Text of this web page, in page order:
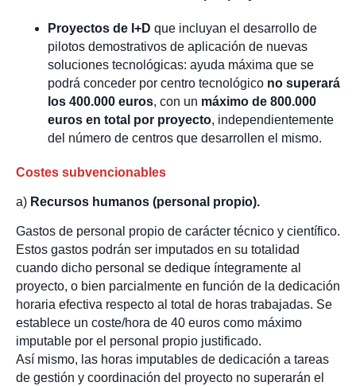
Proyectos de I+D que incluyan el desarrollo de
pilotos demostrativos de aplicación de nuevas
soluciones tecnológicas: ayuda máxima que se
podrá conceder por centro tecnológico no superará
los 400.000 euros, con un máximo de 800.000
euros en total por proyecto, independientemente
del número de centros que desarrollen el mismo.
Costes subvencionables
a) Recursos humanos (personal propio).
Gastos de personal propio de carácter técnico y científico.
Estos gastos podrán ser imputados en su totalidad
cuando dicho personal se dedique íntegramente al
proyecto, o bien parcialmente en función de la dedicación
horaria efectiva respecto al total de horas trabajadas. Se
establece un coste/hora de 40 euros como máximo
imputable por el personal propio justificado.
Así mismo, las horas imputables de dedicación a tareas
de gestión y coordinación del proyecto no superarán el